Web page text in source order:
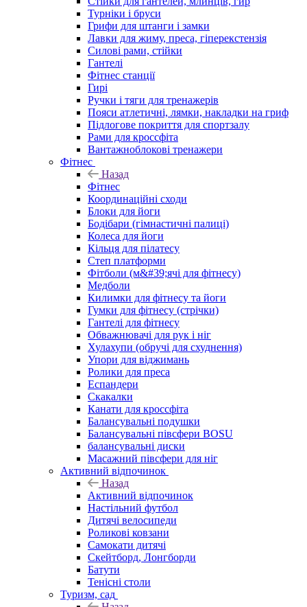
Турніки і бруси
Грифи для штанги і замки
Лавки для жиму, преса, гіперекстензія
Силові рами, стійки
Гантелі
Фітнес станції
Гирі
Ручки і тяги для тренажерів
Пояси атлетичні, лямки, накладки на гриф
Підлогове покриття для спортзалу
Рами для кроссфіта
Вантажноблокові тренажери
Фітнес
Назад
Фітнес
Координаційні сходи
Блоки для йоги
Бодібари (гімнастичні палиці)
Колеса для йоги
Кільця для пілатесу
Степ платформи
Фітболи (м&#39;ячі для фітнесу)
Медболи
Килимки для фітнесу та йоги
Гумки для фітнесу (стрічки)
Гантелі для фітнесу
Обважнювачі для рук і ніг
Хулахупи (обручі для схуднення)
Упори для віджимань
Ролики для преса
Еспандери
Скакалки
Канати для кроссфіта
Балансувальні подушки
Балансувальні півсфери BOSU
балансувальні диски
Масажний півсфери для ніг
Активний відпочинок
Назад
Активний відпочинок
Настільний футбол
Дитячі велосипеди
Роликові ковзани
Самокати дитячі
Скейтборд, Лонгборди
Батути
Тенісні столи
Туризм, сад